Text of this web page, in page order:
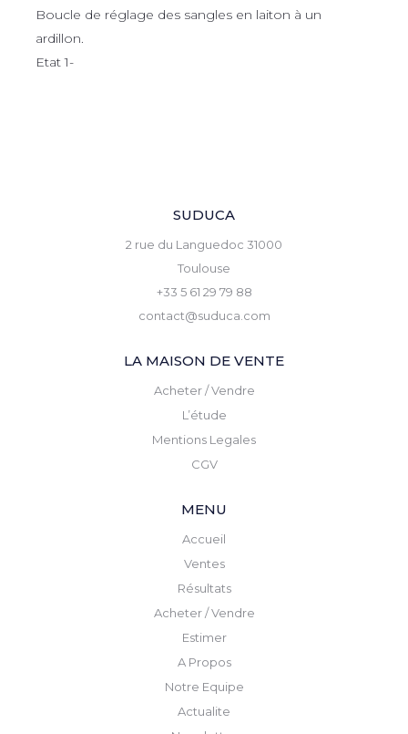
Boucle de réglage des sangles en laiton à un
ardillon.
Etat 1-
SUDUCA
2 rue du Languedoc 31000
Toulouse
+33 5 61 29 79 88
contact@suduca.com
LA MAISON DE VENTE
Acheter / Vendre
L’étude
Mentions Legales
CGV
MENU
Accueil
Ventes
Résultats
Acheter / Vendre
Estimer
A Propos
Notre Equipe
Actualite